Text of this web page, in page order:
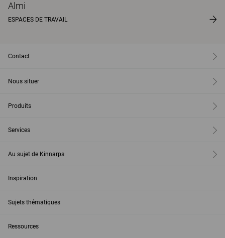
Almi
ESPACES DE TRAVAIL
Contact
Nous situer
Produits
Services
Au sujet de Kinnarps
Inspiration
Sujets thématiques
Ressources